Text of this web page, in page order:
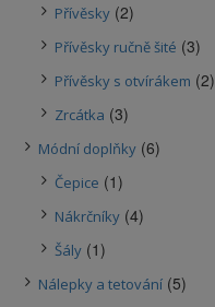
Přívěsky (2)
Přívěsky ručně šité (3)
Přívěsky s otvírákem (2)
Zrcátka (3)
Módní doplňky (6)
Čepice (1)
Nákrčníky (4)
Šály (1)
Nálepky a tetování (5)